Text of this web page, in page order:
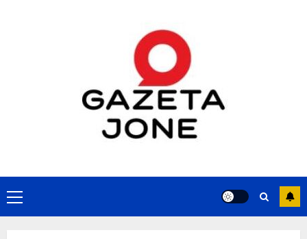
Primary
Menu